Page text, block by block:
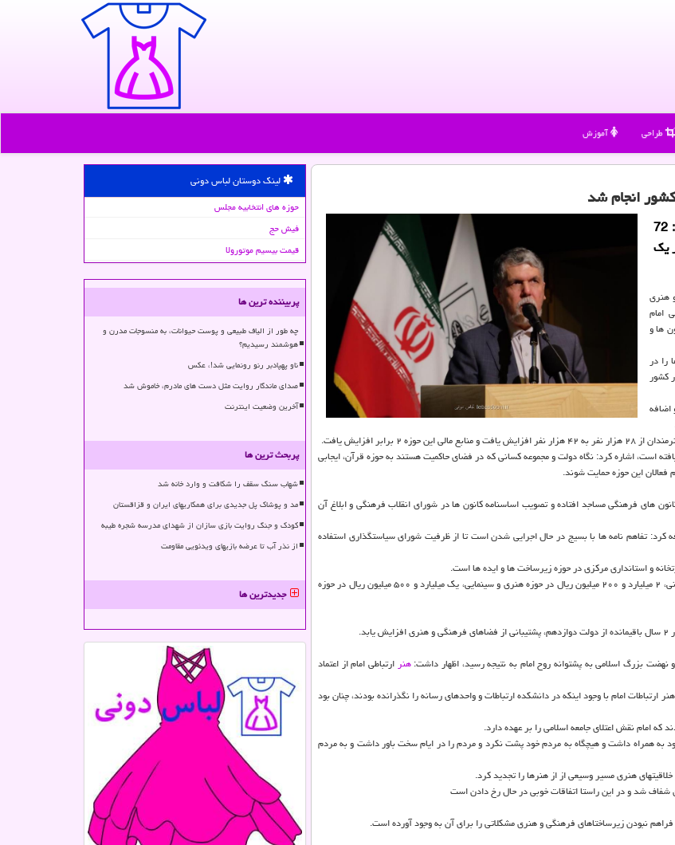
طراحی آموزش
به گزارش لباس دونی وزیر فرهنگ و ارشاد اسلامی اظهار داشت: 72
یك
هنری
امام
ها و
را در
كشور
تخصیص یافته است، اشاره كرد: نگاه دولت و مجموعه كسانی كه در فضای حاكمیت هستند به حوزه قرآن، ایجابی
این حوزه حمایت شوند.
های فرهنگی مساجد افتاده و تصویب اساسنامه كانون ها در شورای انقلاب فرهنگی و ابلاغ آن
تفاهم نامه ها با بسیج در حال اجرایی شدن است تا از ظرفیت شورای سیاستگذاری استفاده
وی افزود: ۹۰۰ میلیارد ریال در حوزه زیرساخت، ۲۷ میلیارد ریال در حوزه دینی و قرآنی، ۲ میلیارد و ۲۰۰ میلیون ریال در حوزه هنری و سینمایی، یك میلیارد و ۵۰۰ میلیون ریال در حوزه
بزرگ اسلامی به پشتوانه روح امام به نتیجه رسید، اظهار داشت:هنرارتباطی امام از اعتماد
امام با وجود اینكه در دانشكده ارتباطات و واحدهای رسانه را نگذرانده بودند، چنان بود
امام نقش اعتلای جامعه اسلامی را بر عهده دارد.
خودرا شروع كرد و مردم را با خود به همراه داشت و هیچگاه به مردم خود پشت نكرد و مردم را در ایام سخت باور داشت و به مردم
هنری مسیر وسیعی از از هنرها را تجدید كرد.
شفاف شد و در این راستا اتفاقات خوبی در حال رخ دادن است
نبودن زیرساختاهای فرهنگی و هنری مشكلاتی را برای آن به وجود آورده است.
لینک دوستان لباس دونی
حوزه های انتخابیه مجلس
فیش حج
قیمت بیسیم موتورولا
پربیننده ترین ها
چه طور از الیاف طبیعی و پوست حیوانات، به منسوجات مدرن و
هوشمند رسیدیم؟
ناو پهپادبر رنو رونمایی شد!، عکس
صدای ماندگار روایت مثل دست های مادرم، خاموش شد
آخرین وضعیت اینترنت
پربحث ترین ها
شهاب سنگ سقف را شکافت و وارد خانه شد
مد و پوشاک پل جدیدی برای همکاریهای ایران و قزاقستان
کودک و جنگ روایت بازی سازان از شهدای مدرسه شجره طیبه
از نذر آب تا عرضه بازیهای ویدئویی مقاومت
جدیدترین ها